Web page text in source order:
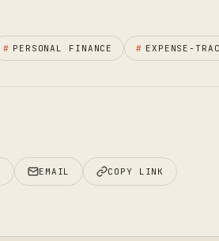
# PERSONAL FINANCE # EXPENSE-
EMAIL COPY LINK